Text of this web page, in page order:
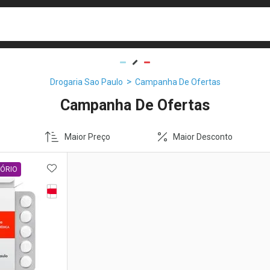
Drogaria Sao Paulo Campanha De Ofertas
Campanha De Ofertas
Maior Preço Maior Desconto
Tarja Vermelha
ADICIONAR AOS FAVORITOS